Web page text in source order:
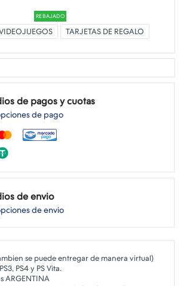
REBAJADO
TARJETAS DE REGALO
de pagos y cuotas
de pago
de envio
de envio
se puede entregar de manera virtual)
PS4 y PS Vita.
ARGENTINA